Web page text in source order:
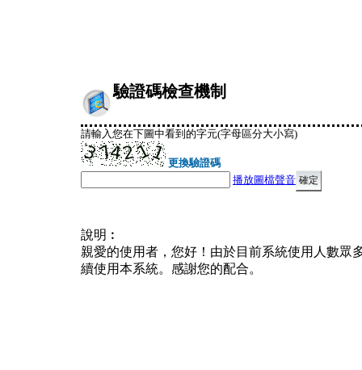
驗證碼檢查機制
請輸入您在下圖中看到的字元(字母區分大小寫)
更換驗證碼
播放圖檔聲音
說明︰
親愛的使用者，您好！由於目前系統使用人數眾
續使用本系統。感謝您的配合。